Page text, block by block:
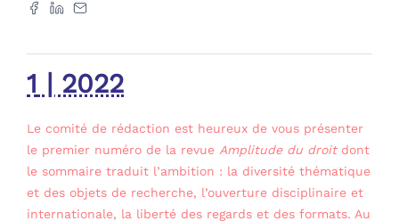
1 | 2022
Le comité de rédaction est heureux de vous présenter
le premier numéro de la revue Amplitude du droitdont
le sommaire traduit l’ambition : la diversité thématique
et des objets de recherche, l’ouverture disciplinaire et
internationale, la liberté des regards et des formats. Au